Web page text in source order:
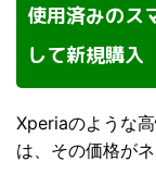
使用済みのス
して新規購入
Xperiaのような
は、その価格が